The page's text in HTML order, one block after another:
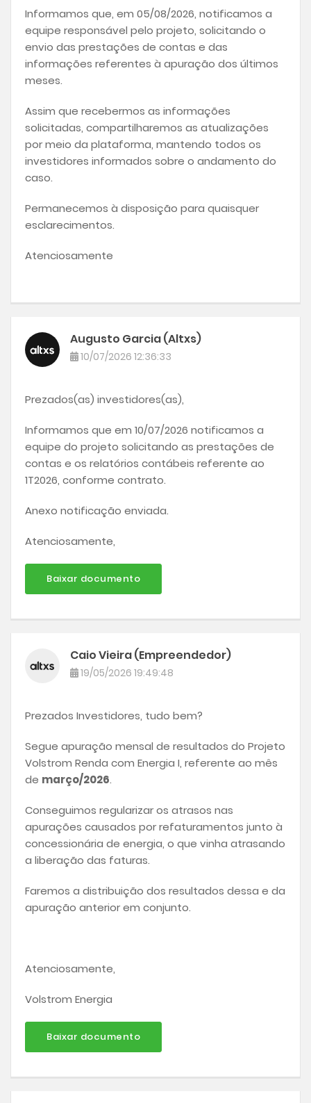
Informamos que, em 05/08/2026, notificamos a
equipe responsável pelo projeto, solicitando o
envio das prestações de contas e das
informações referentes à apuração dos últimos
meses.
Assim que recebermos as informações
solicitadas, compartilharemos as atualizações
por meio da plataforma, mantendo todos os
investidores informados sobre o andamento do
caso.
Permanecemos à disposição para quaisquer
esclarecimentos.
Atenciosamente
Augusto Garcia (Altxs)
10/07/2026 12:36:33
Prezados(as) investidores(as),
Informamos que em 10/07/2026 notificamos a
equipe do projeto solicitando as prestações de
contas e os relatórios contábeis referente ao
1T2026, conforme contrato.
Anexo notificação enviada.
Atenciosamente,
Baixar documento
Caio Vieira (Empreendedor)
19/05/2026 19:49:48
Prezados Investidores, tudo bem?
Segue apuração mensal de resultados do Projeto
Volstrom Renda com Energia I, referente ao mês
de março/2026.
Conseguimos regularizar os atrasos nas
apurações causados por refaturamentos junto à
concessionária de energia, o que vinha atrasando
a liberação das faturas.
Faremos a distribuição dos resultados dessa e da
apuração anterior em conjunto.
Atenciosamente,
Volstrom Energia
Baixar documento